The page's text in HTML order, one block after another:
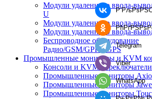
Модули удаленного ввода-
U
Модули удаленного ввода-
Модули удаленного ввода-
Беспроводное оборудование
Радио/GSM/GPRS/GPS
Промышленные мониторы и KVM
Консоли и KVM переключатели
Промышленные мониторы
Промышленные мониторы
Промышленные мониторы
Telegram
Viber
WhatsApp